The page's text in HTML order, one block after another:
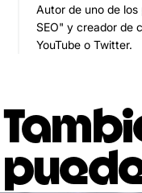
Autor de uno de los
SEO" y creador de
YouTube o Twitter.